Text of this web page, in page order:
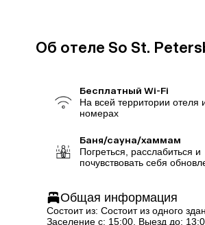
Об отеле So St.
Бесплатный Wi-Fi
На всей территории отеля
номерах
Баня/сауна/хаммам
Погреться, расслабиться и
почувствовать себя
Общая информация
Состоит из: Состоит из одного
Заселение с: 15:00, Выезд до: